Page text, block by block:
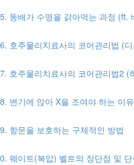
똥배가 수명을 갉아먹는 과정 (ft.
호주물리치료사의 코어관리법 (
호주물리치료사의 코어관리법2 (
변기에 앉아 X을 조여야 하는 이
항문을 보호하는 구체적인 방법
웨이트(복압) 벨트의 장단점 및